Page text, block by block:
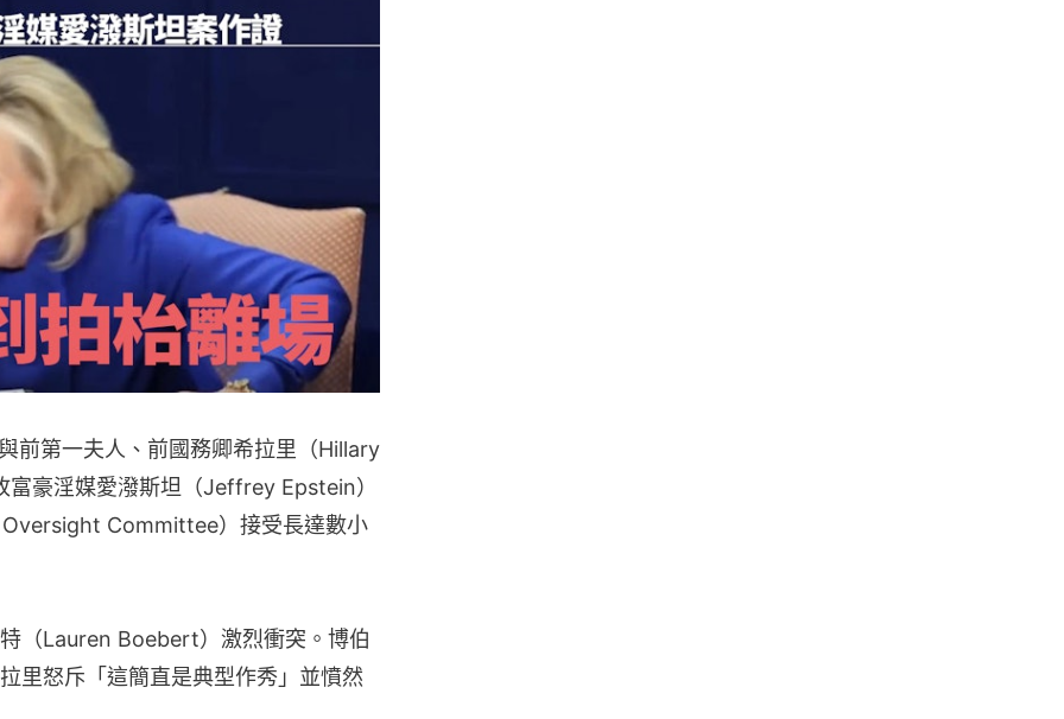
前第一夫人、前國務卿希拉里（Hillary
豪淫媒愛潑斯坦（Jeffrey Epstein）
Committee）接受長達數小
（Lauren Boebert）激烈衝突。博伯
里怒斥「這簡直是典型作秀」並憤然